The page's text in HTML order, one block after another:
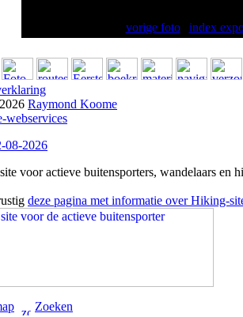
vorige foto| index
Raymond Koome
webservices
08-2026
voor actieve buitensporters, wandelaars
deze pagina met informatie over Hiking-
Zoeken